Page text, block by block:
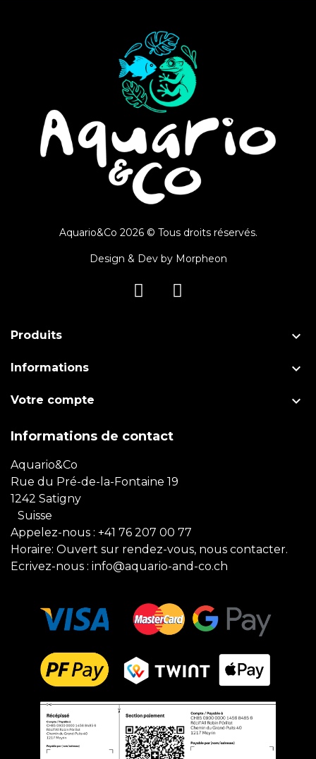
Aquario&Co 2026 © Tous droits réservés.
Design & Dev by Morpheon
Produits 
Informations 
Votre compte 
Informations de contact
Aquario&Co
Rue du Pré-de-la-Fontaine 19
1242 Satigny
Suisse
Appelez-nous : +41 76 207 00 77
Horaire: Ouvert sur rendez-vous, nous contacter.
Ecrivez-nous : info@aquario-and-co.ch